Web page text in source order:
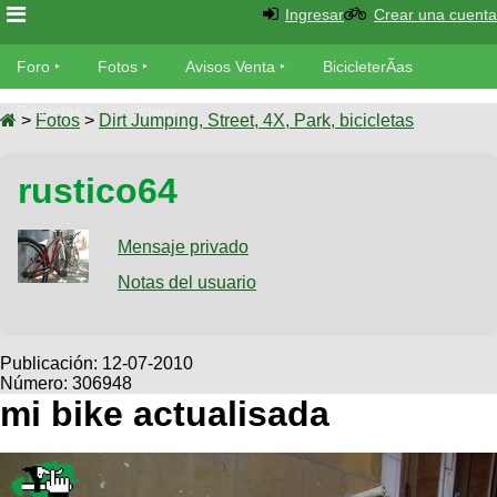
Foro
Foro
MecÃ¡nica
Fotos
SUBÃ
Galeria
Bicicletas
Viajes
Descenso
Dirt
Avisos
Ventas
SUBÃ
Buscar
Ultimos
Fotos
BicicleterÃ­
Bicicletas
Tandem
Videos
Cicloturismo
Ingresar Crear una cuenta
Foro Fotos Avisos Venta BicicleterÃ­as
Bicicletas Videos
> Fotos > Dirt Jumping, Street, 4X, Park, bicicletas
rustico64
Mensaje privado
Notas del usuario
Publicación: 12-07-2010
Número: 306948
mi bike actualisada